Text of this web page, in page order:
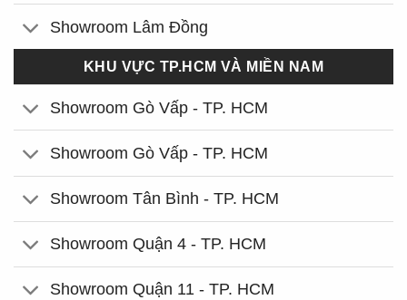
Showroom Lâm Đồng
KHU VỰC TP.HCM VÀ MIỀN NAM
Showroom Gò Vấp - TP. HCM
Showroom Gò Vấp - TP. HCM
Showroom Tân Bình - TP. HCM
Showroom Quận 4 - TP. HCM
Showroom Quận 11 - TP. HCM